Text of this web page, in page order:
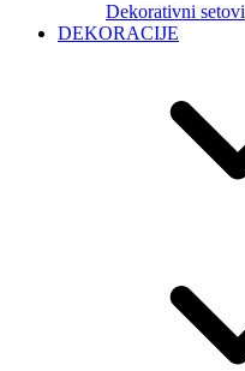
Dekorativni setovi
DEKORACIJE